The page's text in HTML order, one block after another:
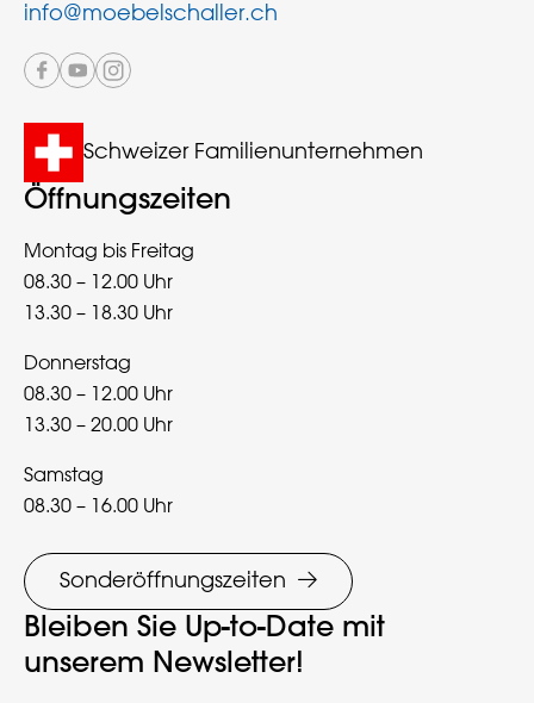
info@moebelschaller.ch
Schweizer Familienunternehmen
Öffnungszeiten
Montag bis Freitag
08.30 – 12.00 Uhr
13.30 – 18.30 Uhr
Donnerstag
08.30 – 12.00 Uhr
13.30 – 20.00 Uhr
Samstag
08.30 – 16.00 Uhr
Sonderöffnungszeiten
Bleiben Sie Up-to-Date mit
unserem Newsletter!